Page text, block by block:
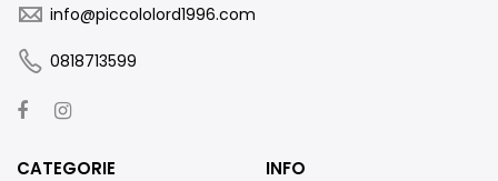
info@piccololord1996.com
0818713599
CATEGORIE INFO